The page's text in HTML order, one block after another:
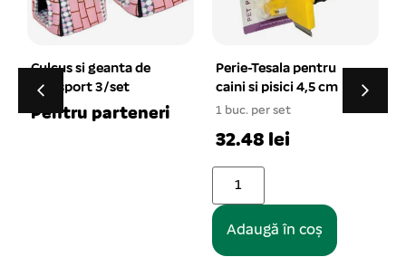
Perie-Tesala pentru
caini si pisici 4,5 cm
1 buc. per set
Zgarda din piele nr. 1
simplu negru
1,6x36cm
1 buc. per set